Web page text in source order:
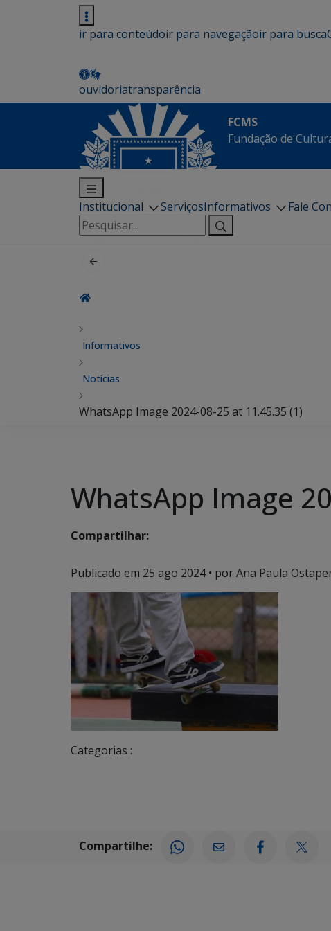
ir para conteúdoir para navegaçãoir para busca
ouvidoriatransparência
FCMS
Fundação de
Institucional ServiçosInformativos
Fale
Pesquisar
por:
Informativos
Notícias
WhatsApp Image 2024-08-25 at 11.45.35 (1)
WhatsApp Image
Compartilhar:
Publicado em 25 ago 2024• por Ana Paula
Categorias :
Compartilhe: